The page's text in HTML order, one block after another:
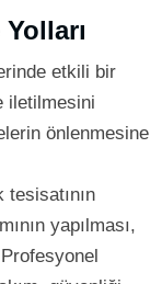
etkili bir
iletilmesini
önlenmesine
tesisatının
yapılması,